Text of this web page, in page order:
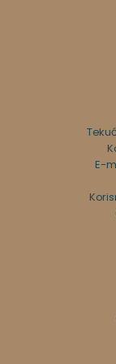
E-